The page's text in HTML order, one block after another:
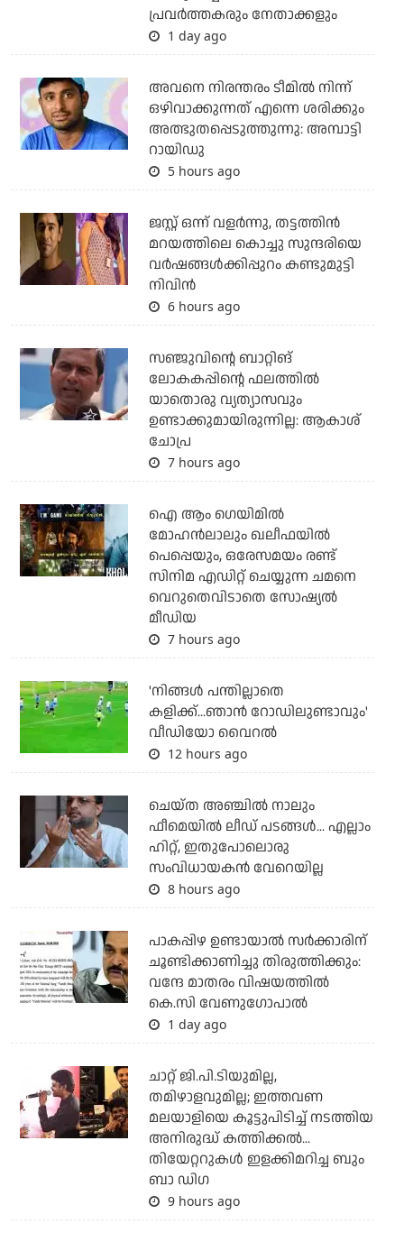
പ്രവര്‍ത്തകരും നേതാക്കളും
1 day ago
അവനെ നിരന്തരം ടീമില്‍ നിന്ന്
ഒഴിവാക്കുന്നത് എന്നെ ശരിക്കും
അത്ഭുതപ്പെടുത്തുന്നു: അമ്പാട്ടി
റായിഡു
5 hours ago
ജസ്റ്റ് ഒന്ന് വളര്‍ന്നു, തട്ടത്തിന്‍
മറയത്തിലെ കൊച്ചു സുന്ദരിയെ
വര്‍ഷങ്ങള്‍ക്കിപ്പുറം കണ്ടുമുട്ടി
നിവിന്‍
6 hours ago
സഞ്ജുവിന്റെ ബാറ്റിങ്
ലോകകപ്പിന്റെ ഫലത്തില്‍
യാതൊരു വ്യത്യാസവും
ഉണ്ടാക്കുമായിരുന്നില്ല: ആകാശ്
ചോപ്ര
7 hours ago
ഐ ആം ഗെയിമില്‍
മോഹന്‍ലാലും ഖലീഫയില്‍
പെപ്പെയും, ഒരേസമയം രണ്ട്
സിനിമ എഡിറ്റ് ചെയ്യുന്ന ചമനെ
വെറുതെവിടാതെ സോഷ്യല്‍
മീഡിയ
7 hours ago
'നിങ്ങള്‍ പന്തില്ലാതെ
കളിക്ക്...ഞാന്‍ റോഡിലുണ്ടാവും'
വീഡിയോ വൈറല്‍
12 hours ago
ചെയ്ത അഞ്ചില്‍ നാലും
ഫീമെയില്‍ ലീഡ് പടങ്ങള്‍... എല്ലാം
ഹിറ്റ്, ഇതുപോലൊരു
സംവിധായകന്‍ വേറെയില്ല
8 hours ago
പാകപ്പിഴ ഉണ്ടായാല്‍ സര്‍ക്കാരിന്
ചൂണ്ടിക്കാണിച്ചു തിരുത്തിക്കും:
വന്ദേ മാതരം വിഷയത്തില്‍
കെ.സി വേണുഗോപാല്‍
1 day ago
ചാറ്റ് ജി.പി.ടിയുമില്ല,
തമിഴാളവുമില്ല; ഇത്തവണ
മലയാളിയെ കൂട്ടുപിടിച്ച് നടത്തിയ
അനിരുദ്ധ് കത്തിക്കല്‍...
തിയേറ്ററുകള്‍ ഇളക്കിമറിച്ച ബും
ബാ ഡിഗ
9 hours ago